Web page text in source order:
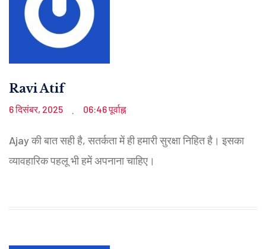
Ravi Atif
6 दिसंबर, 2025 06:46 पूर्वाह्न
Ajay की बात सही है, सतर्कता में ही हमारी सुरक्षा निहित है। इसका
व्यावहारिक पहलू भी हमें अपनाना चाहिए।